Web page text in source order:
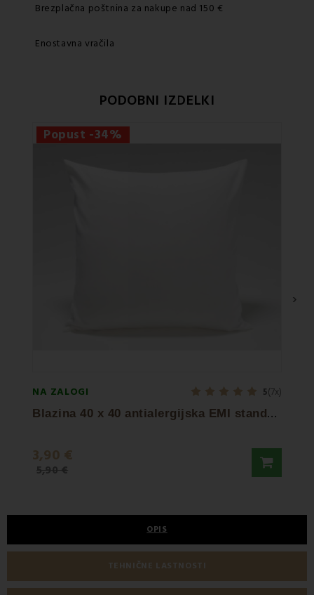
Brezplačna poštnina za nakupe nad 150 €
Enostavna vračila
PODOBNI IZDELKI
Popust -34%
NA ZALOGI 5(7x)
B
lazina 40 x 40 antialergijska EMI standard
3,90 €
5,90 €
›
OPIS
TEHNIČNE LASTNOSTI